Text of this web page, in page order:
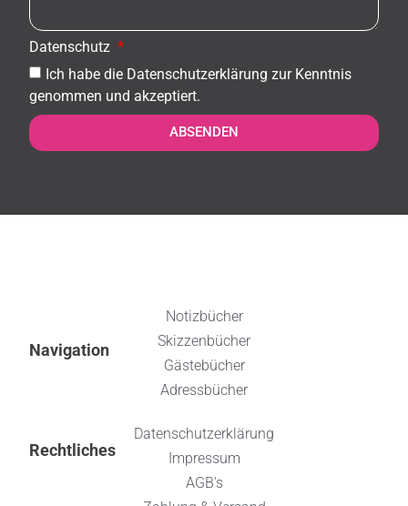
Datenschutz
Ich habe die Datenschutzerklärung zur Kenntnis
genommen und akzeptiert.
ABSENDEN
Navigation
Notizbücher
Skizzenbücher
Gästebücher
Adressbücher
Rechtliches
Datenschutzerklärung
Impressum
AGB's